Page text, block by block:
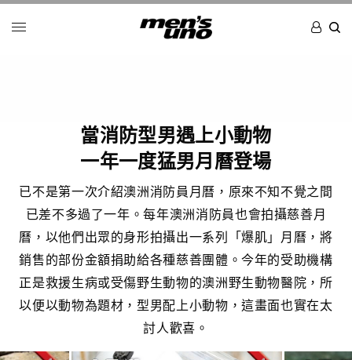
當消防型男遇上小動物
一年一度猛男月曆登場
已不是第一次介紹澳洲消防員月曆，原來不知不覺之間
已差不多過了一年。每年澳洲消防員也會拍攝慈善月
曆，以他們出眾的身形拍攝出一系列「爆肌」月曆，將
銷售的部份金額捐助給各種慈善團體。今年的受助機構
正是救援生病或受傷野生動物的澳洲野生動物醫院，所
以便以動物為題材，型男配上小動物，這畫面也實在太
討人歡喜。